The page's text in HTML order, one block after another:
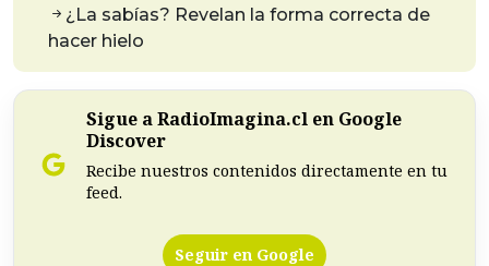
¿La sabías? Revelan la forma correcta de
hacer hielo
Sigue a RadioImagina.cl en Google
Discover
Recibe nuestros contenidos directamente en tu
feed.
Seguir en Google